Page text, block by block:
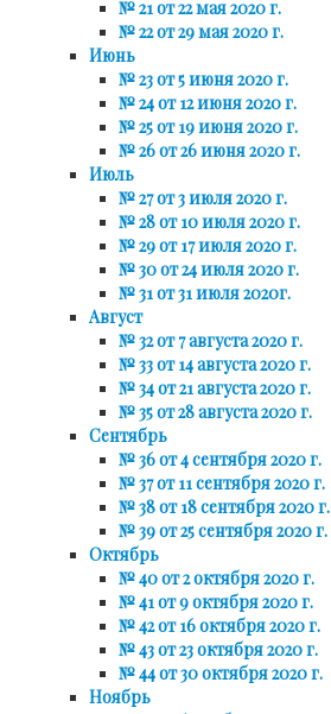
№ 21 от 22 мая 2020 г.
№ 22 от 29 мая 2020 г.
Июнь
№ 23 от 5 июня 2020 г.
№ 24 от 12 июня 2020 г.
№ 25 от 19 июня 2020 г.
№ 26 от 26 июня 2020 г.
Июль
№ 27 от 3 июля 2020 г.
№ 28 от 10 июля 2020 г.
№ 29 от 17 июля 2020 г.
№ 30 от 24 июля 2020 г.
№ 31 от 31 июля 2020г.
Август
№ 32 от 7 августа 2020 г.
№ 33 от 14 августа 2020 г.
№ 34 от 21 августа 2020 г.
№ 35 от 28 августа 2020 г.
Сентябрь
№ 36 от 4 сентября 2020 г.
№ 37 от 11 сентября 2020 г.
№ 38 от 18 сентября 2020 г.
№ 39 от 25 сентября 2020 г.
Октябрь
№ 40 от 2 октября 2020 г.
№ 41 от 9 октября 2020 г.
№ 42 от 16 октября 2020 г.
№ 43 от 23 октября 2020 г.
№ 44 от 30 октября 2020 г.
Ноябрь